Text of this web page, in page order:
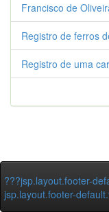
Francisco de
Registro de ferros
Registro de uma
???jsp.layout.footer-
jsp.layout.footer-